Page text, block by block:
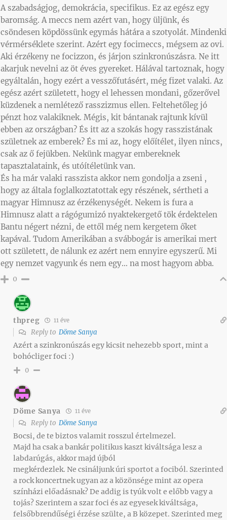
A szabadságjog, demokrácia, specifikus. Ez az egész egy
baromság. A meccs nem azért van, hogy üljünk, és
csöndesen köpdössünk egymás hátára a szotyolát. Mindenki
vérmérséklete szerint. Azért egy focimeccs, mégsem az ovi.
Aki érzékeny ne focizzon, és járjon szinkronúszásra. Ne itt
akarjuk nevelni az öt éves gyereket. Hálával tartoznak, hogy
egyáltalán, hogy ezért a vesszőfutásért, még fizet valaki. Az
egész azért született, hogy el lehessen mondani, gőzerővel
küzdenek a nemlétező rasszizmus ellen. Feltehetőleg jó
pénzt hoz valakiknek. Mégis, kit bántanak rajtunk kívül
ebben az országban? És itt az a szokás hogy rasszistának
születnek az emberek? És mi az, hogy előítélet, ilyen nincs,
csak az ő fejükben. Nekünk magyar embereknek
tapasztalataink, és utóítéletünk van.
És ha már valaki rasszista akkor nem gondolja a zseni ,
hogy az általa foglalkoztatottak egy részének, sértheti a
magyar Himnusz az érzékenységét. Nekem is fura a
Himnusz alatt a rágógumizó nyaktekergető tök érdektelen
Bantu négert nézni, de ettől még nem kergetem őket
kapával. Tudom Amerikában a svábbogár is amerikai mert
ott született, de nálunk ez azért nem ennyire egyszerű. Mi
egy nemzet vagyunk és nem egy… na most hagyom abba.
0
thpreg 11 éve
Reply to Döme Sanya
Azért a szinkronúszás egy kicsit nehezebb sport, mint a
bohócliger foci :)
0
Döme Sanya 11 éve
Reply to Döme Sanya
Bocsi, de te biztos valamit rosszul értelmezel.
Majd ha csak a bankár politikus kaszt kiváltsága lesz a
labdarúgás, akkor majd újból
megkérdezlek. Ne csináljunk úri sportot a fociból. Szerinted
a rock koncertnek ugyan az a közönsége mint az opera
színházi előadásnak? De addig is tyúk volt e előbb vagy a
tojás? Szerintem a szar foci és az egyesek kiváltsága,
felsőbbrendűségi érzése szülte, a B közepet. Szerinted meg